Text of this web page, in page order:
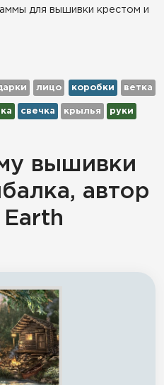
для вышивки крестом и
лицо коробки ветка
свечка крылья руки
вышивки
автор